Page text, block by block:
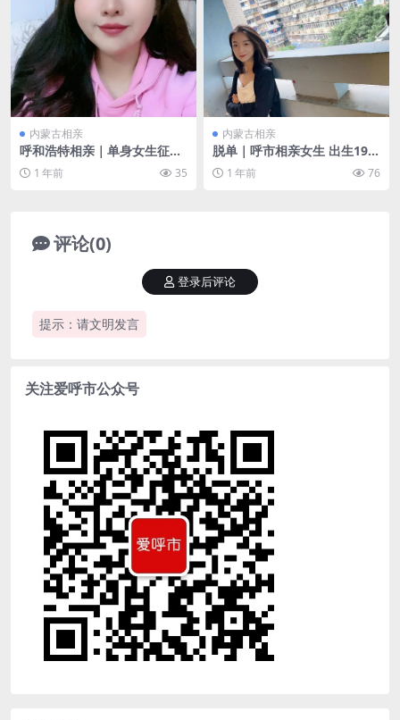
内蒙古相亲
呼和浩特相亲｜单身女生征婚
92年 对另一半的要求：180以
上 中等身材 情绪稳定 乐观积
1 年前 35
内蒙古相亲
脱单｜呼市相亲女生 出生199
5 身高160 体重46 未婚 本科
事业单位 护士 年收入10万+
1 年前 76
评论(0)
提示：请文明发言
登录后评论
关注爱呼市公众号